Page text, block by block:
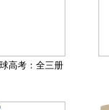
高考：全三册